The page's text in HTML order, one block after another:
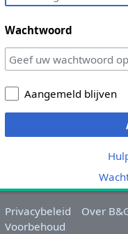
Wachtwoord
Aangemeld blijven
Privacybeleid
Over
Voorbehoud